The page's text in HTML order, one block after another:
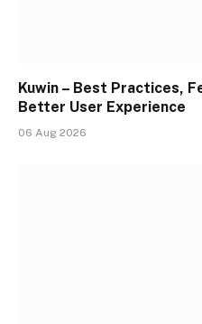
Kuwin – Best Practices,
Better User Experience
06 Aug 2026